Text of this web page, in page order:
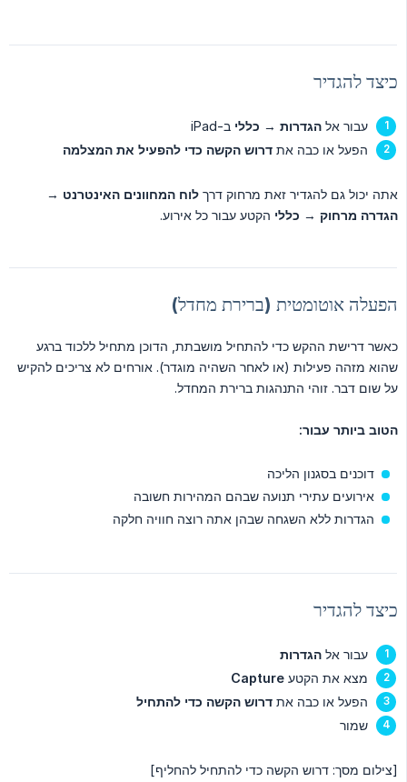
כיצד להגדיר
עבור אל הגדרות → כללי ב-iPad
הפעל או כבה את דרוש הקשה כדי להפעיל את המצלמה
אתה יכול גם להגדיר זאת מרחוק דרך לוח המחוונים האינטרנט →
הגדרה מרחוק → כללי הקטע עבור כל אירוע.
הפעלה אוטומטית (ברירת מחדל)
כאשר דרישת ההקש כדי להתחיל מושבתת, הדוכן מתחיל ללכוד ברגע
שהוא מזהה פעילות (או לאחר השהיה מוגדר). אורחים לא צריכים להקיש
על שום דבר. זוהי התנהגות ברירת המחדל.
הטוב ביותר עבור:
דוכנים בסגנון הליכה
אירועים עתירי תנועה שבהם המהירות חשובה
הגדרות ללא השגחה שבהן אתה רוצה חוויה חלקה
כיצד להגדיר
עבור אל הגדרות
מצא את הקטע Capture
הפעל או כבה את דרוש הקשה כדי להתחיל
שמור
[צילום מסך: דרוש הקשה כדי להתחיל להחליף]